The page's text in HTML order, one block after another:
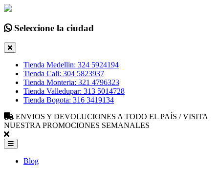
Seleccione la ciudad
Tienda Medellin: 324 5924194
Tienda Cali: 304 5823937
Tienda Monteria: 321 4796323
Tienda Valledupar: 313 5014728
Tienda Bogota: 316 3419134
ENVIOS Y DEVOLUCIONES A TODO EL PAÍS / VISITA
NUESTRA PROMOCIONES SEMANALES
Blog